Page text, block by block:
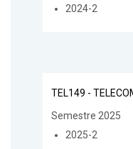
2024-2
TEL149 -
Semestre 2025
2025-2